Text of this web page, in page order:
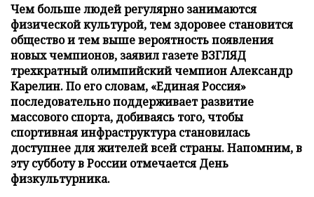
Чем больше людей регулярно занимаются
физической культурой, тем здоровее становится
общество и тем выше вероятность появления
новых чемпионов, заявил газете ВЗГЛЯД
трехкратный олимпийский чемпион Александр
Карелин. По его словам, «Единая Россия»
последовательно поддерживает развитие
массового спорта, добиваясь того, чтобы
спортивная инфраструктура становилась
доступнее для жителей всей страны. Напомним, в
эту субботу в России отмечается День
физкультурника.